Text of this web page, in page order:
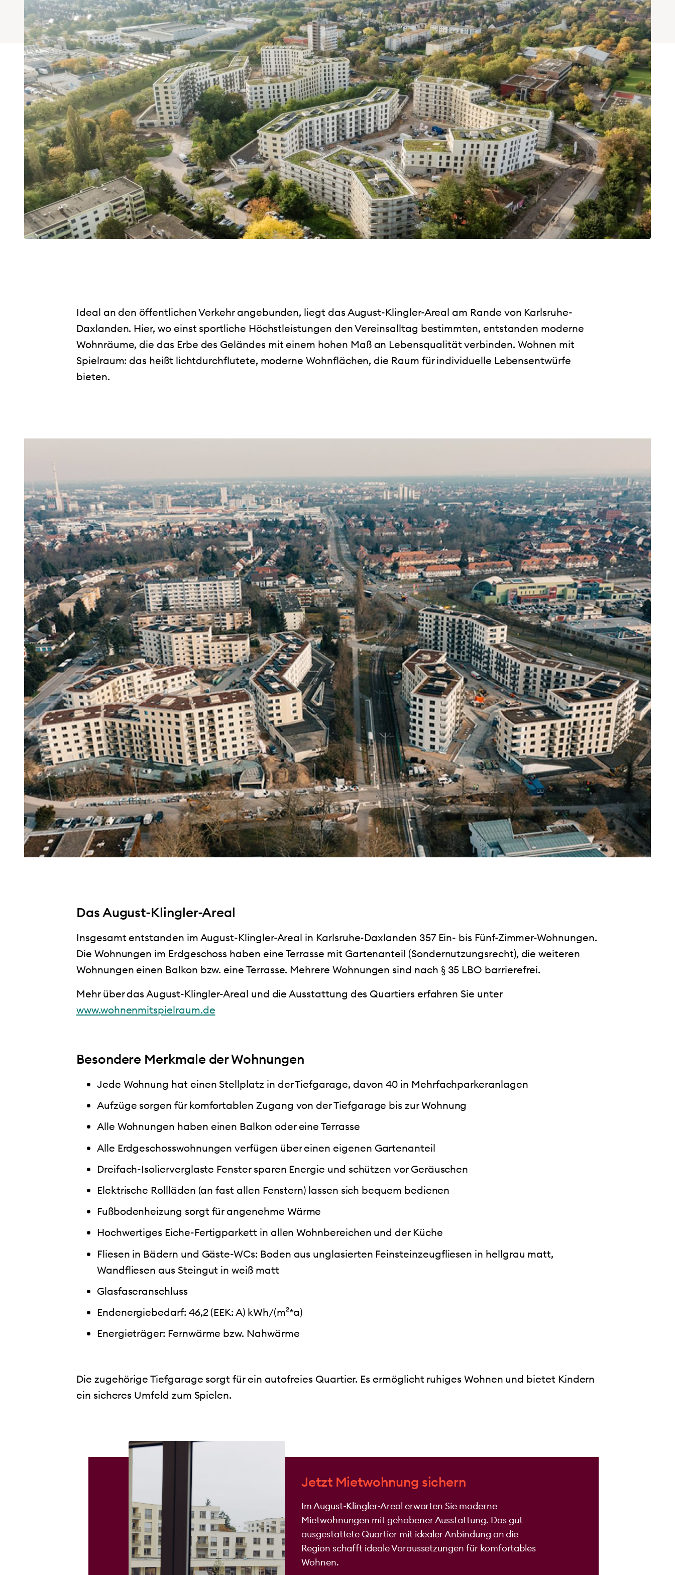
Häufig gestellte Fragen Wohnformen
Magazin wir & hier
Ideal an den öffentlichen Verkehr angebunden, liegt das August-Klingler-Areal am Rande von Karlsruhe-
Daxlanden. Hier, wo einst sportliche Höchstleistungen den Vereinsalltag bestimmten, entstanden moderne
Wohnräume, die das Erbe des Geländes mit einem hohen Maß an Lebensqualität verbinden. Wohnen mit
Spielraum: das heißt lichtdurchflutete, moderne Wohnflächen, die Raum für individuelle Lebensentwürfe
bieten.
Das August-Klingler-Areal
Insgesamt entstanden im August-Klingler-Areal in Karlsruhe-Daxlanden 357 Ein- bis Fünf-Zimmer-Wohnungen.
Die Wohnungen im Erdgeschoss haben eine Terrasse mit Gartenanteil (Sondernutzungsrecht), die weiteren
Wohnungen einen Balkon bzw. eine Terrasse. Mehrere Wohnungen sind nach § 35 LBO barrierefrei.
Mehr über das August-Klingler-Areal und die Ausstattung des Quartiers erfahren Sie unter
www.wohnenmitspielraum.de
Besondere Merkmale der Wohnungen
Jede Wohnung hat einen Stellplatz in der Tiefgarage, davon 40 in Mehrfachparkeranlagen
Aufzüge sorgen für komfortablen Zugang von der Tiefgarage bis zur Wohnung
Alle Wohnungen haben einen Balkon oder eine Terrasse
Alle Erdgeschosswohnungen verfügen über einen eigenen Gartenanteil
Dreifach-Isolierverglaste Fenster sparen Energie und schützen vor Geräuschen
Elektrische Rollläden (an fast allen Fenstern) lassen sich bequem bedienen
Fußbodenheizung sorgt für angenehme Wärme
Hochwertiges Eiche-Fertigparkett in allen Wohnbereichen und der Küche
Fliesen in Bädern und Gäste-WCs: Boden aus unglasierten Feinsteinzeugfliesen in hellgrau matt,
Wandfliesen aus Steingut in weiß matt
Glasfaseranschluss
Endenergiebedarf: 46,2 (EEK: A) kWh/(m²*a)
Energieträger: Fernwärme bzw. Nahwärme
Die zugehörige Tiefgarage sorgt für ein autofreies Quartier. Es ermöglicht ruhiges Wohnen und bietet Kindern
ein sicheres Umfeld zum Spielen.
Jetzt Mietwohnung sichern
Im August-Klingler-Areal erwarten Sie moderne
Mietwohnungen mit gehobener Ausstattung. Das gut
ausgestattete Quartier mit idealer Anbindung an die
Region schafft ideale Voraussetzungen für komfortables
Wohnen.